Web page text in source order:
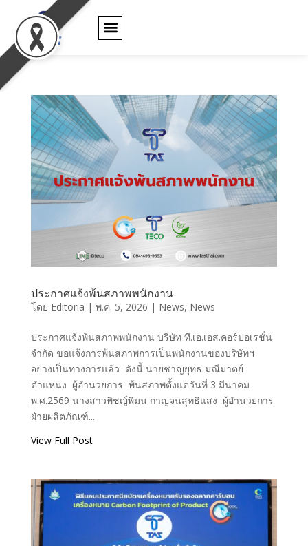
ประกาศแจ้งพ้นสภาพพนักงาน
โดย Editoria | พ.ค. 5, 2026 | News, News
ประกาศแจ้งพ้นสภาพพนักงาน บริษัท ที.เอ.เอส.คอร์ปอเรชั่น
จำกัด ขอแจ้งการพ้นสภาพการเป็นพนักงานของบริษัทฯ
อย่างเป็นทางการแล้ว ดังนี้ นายชาญยุทธ มณีมาตย์
ตำแหน่ง ผู้อำนวยการ พ้นสภาพตั้งแต่วันที่ 3 มีนาคม
พ.ศ.2569 นางสาวพิชญ์พิมน กาญจนสุทธิแสง ผู้อำนวยการ
ฝ่ายผลิตภัณฑ์...
View Full Post